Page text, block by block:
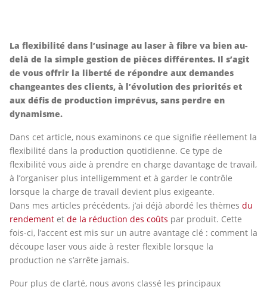
La flexibilité dans l’usinage au laser à fibre va bien au-
delà de la simple gestion de pièces différentes. Il s’agit
de vous offrir la liberté de répondre aux demandes
changeantes des clients, à l’évolution des priorités et
aux défis de production imprévus, sans perdre en
dynamisme.
Dans cet article, nous examinons ce que signifie réellement la
flexibilité dans la production quotidienne. Ce type de
flexibilité vous aide à prendre en charge davantage de travail,
à l’organiser plus intelligemment et à garder le contrôle
lorsque la charge de travail devient plus exigeante.
Dans mes articles précédents, j’ai déjà abordé les thèmes du
rendement et de la réduction des coûts par produit. Cette
fois-ci, l’accent est mis sur un autre avantage clé : comment la
découpe laser vous aide à rester flexible lorsque la
production ne s’arrête jamais.
Pour plus de clarté, nous avons classé les principaux